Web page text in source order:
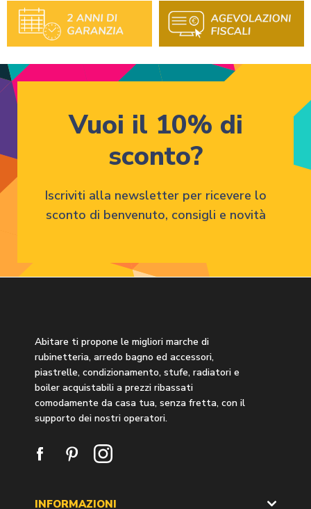
Vuoi il 10% di
sconto?
Iscriviti alla newsletter per ricevere lo
sconto di benvenuto, consigli e novità
Abitare ti propone le migliori marche di
rubinetteria, arredo bagno ed accessori,
piastrelle, condizionamento, stufe, radiatori e
boiler acquistabili a prezzi ribassati
comodamente da casa tua, senza fretta, con il
supporto dei nostri operatori.
INFORMAZIONI